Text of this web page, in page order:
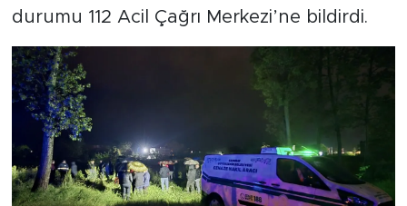
durumu 112 Acil Çağrı Merkezi’ne bildirdi.